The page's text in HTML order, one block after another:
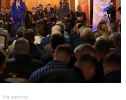
На замітку